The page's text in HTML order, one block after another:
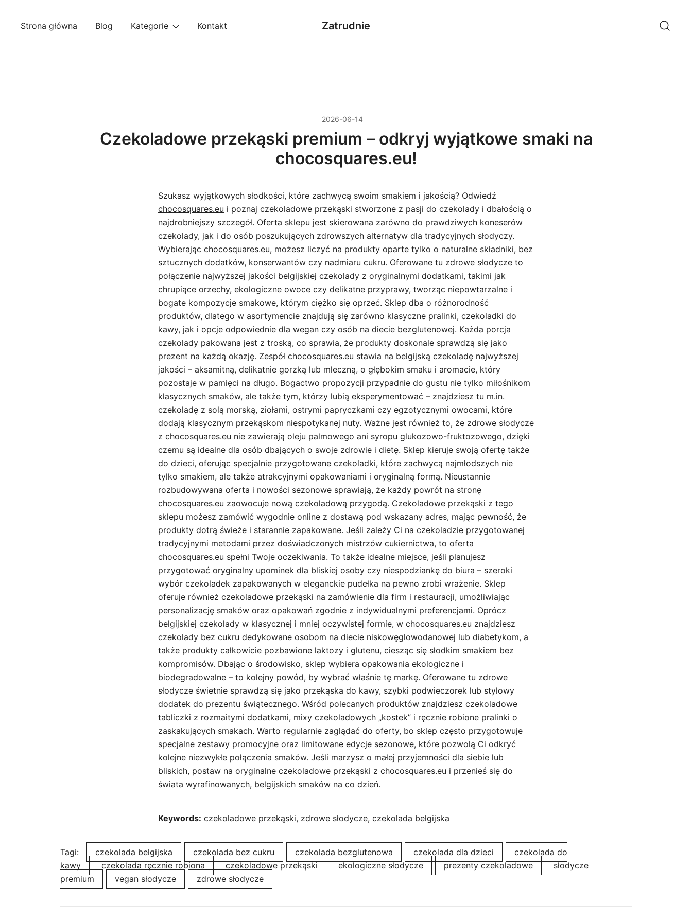
Strona główna Blog Kategorie Kontakt Zatrudnie
2026-06-14
Czekoladowe przekąski premium – odkryj wyjątkowe smaki na
chocosquares.eu!
Szukasz wyjątkowych słodkości, które zachwycą swoim smakiem i jakością? Odwiedź
chocosquares.eu i poznaj czekoladowe przekąski stworzone z pasji do czekolady i dbałością o
najdrobniejszy szczegół. Oferta sklepu jest skierowana zarówno do prawdziwych koneserów
czekolady, jak i do osób poszukujących zdrowszych alternatyw dla tradycyjnych słodyczy.
Wybierając chocosquares.eu, możesz liczyć na produkty oparte tylko o naturalne składniki, bez
sztucznych dodatków, konserwantów czy nadmiaru cukru. Oferowane tu zdrowe słodycze to
połączenie najwyższej jakości belgijskiej czekolady z oryginalnymi dodatkami, takimi jak
chrupiące orzechy, ekologiczne owoce czy delikatne przyprawy, tworząc niepowtarzalne i
bogate kompozycje smakowe, którym ciężko się oprzeć. Sklep dba o różnorodność
produktów, dlatego w asortymencie znajdują się zarówno klasyczne pralinki, czekoladki do
kawy, jak i opcje odpowiednie dla wegan czy osób na diecie bezglutenowej. Każda porcja
czekolady pakowana jest z troską, co sprawia, że produkty doskonale sprawdzą się jako
prezent na każdą okazję. Zespół chocosquares.eu stawia na belgijską czekoladę najwyższej
jakości – aksamitną, delikatnie gorzką lub mleczną, o głębokim smaku i aromacie, który
pozostaje w pamięci na długo. Bogactwo propozycji przypadnie do gustu nie tylko miłośnikom
klasycznych smaków, ale także tym, którzy lubią eksperymentować – znajdziesz tu m.in.
czekoladę z solą morską, ziołami, ostrymi papryczkami czy egzotycznymi owocami, które
dodają klasycznym przekąskom niespotykanej nuty. Ważne jest również to, że zdrowe słodycze
z chocosquares.eu nie zawierają oleju palmowego ani syropu glukozowo-fruktozowego, dzięki
czemu są idealne dla osób dbających o swoje zdrowie i dietę. Sklep kieruje swoją ofertę także
do dzieci, oferując specjalnie przygotowane czekoladki, które zachwycą najmłodszych nie
tylko smakiem, ale także atrakcyjnymi opakowaniami i oryginalną formą. Nieustannie
rozbudowywana oferta i nowości sezonowe sprawiają, że każdy powrót na stronę
chocosquares.eu zaowocuje nową czekoladową przygodą. Czekoladowe przekąski z tego
sklepu możesz zamówić wygodnie online z dostawą pod wskazany adres, mając pewność, że
produkty dotrą świeże i starannie zapakowane. Jeśli zależy Ci na czekoladzie przygotowanej
tradycyjnymi metodami przez doświadczonych mistrzów cukiernictwa, to oferta
chocosquares.eu spełni Twoje oczekiwania. To także idealne miejsce, jeśli planujesz
przygotować oryginalny upominek dla bliskiej osoby czy niespodziankę do biura – szeroki
wybór czekoladek zapakowanych w eleganckie pudełka na pewno zrobi wrażenie. Sklep
oferuje również czekoladowe przekąski na zamówienie dla firm i restauracji, umożliwiając
personalizację smaków oraz opakowań zgodnie z indywidualnymi preferencjami. Oprócz
belgijskiej czekolady w klasycznej i mniej oczywistej formie, w chocosquares.eu znajdziesz
czekolady bez cukru dedykowane osobom na diecie niskowęglowodanowej lub diabetykom, a
także produkty całkowicie pozbawione laktozy i glutenu, ciesząc się słodkim smakiem bez
kompromisów. Dbając o środowisko, sklep wybiera opakowania ekologiczne i
biodegradowalne – to kolejny powód, by wybrać właśnie tę markę. Oferowane tu zdrowe
słodycze świetnie sprawdzą się jako przekąska do kawy, szybki podwieczorek lub stylowy
dodatek do prezentu świątecznego. Wśród polecanych produktów znajdziesz czekoladowe
tabliczki z rozmaitymi dodatkami, mixy czekoladowych „kostek” i ręcznie robione pralinki o
zaskakujących smakach. Warto regularnie zaglądać do oferty, bo sklep często przygotowuje
specjalne zestawy promocyjne oraz limitowane edycje sezonowe, które pozwolą Ci odkryć
kolejne niezwykłe połączenia smaków. Jeśli marzysz o małej przyjemności dla siebie lub
bliskich, postaw na oryginalne czekoladowe przekąski z chocosquares.eu i przenieś się do
świata wyrafinowanych, belgijskich smaków na co dzień.
Keywords: czekoladowe przekąski, zdrowe słodycze, czekolada belgijska
Tagi: czekolada belgijska czekolada bez cukru czekolada bezglutenowa czekolada dla dzieci
czekolada do
kawy
czekolada ręcznie robiona czekoladowe przekąski ekologiczne słodycze prezenty czekoladowe
słodycze
premium
vegan słodycze zdrowe słodycze